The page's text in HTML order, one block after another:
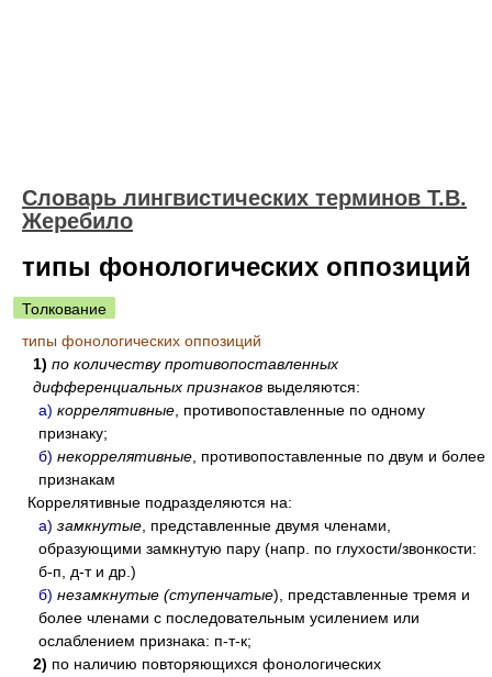
Словарь лингвистических терминов Т.В.
Жеребило
типы фонологических оппозиций
Толкование
типы фонологических оппозиций
1) по количеству противопоставленных
дифференциальных признаков выделяются:
а) коррелятивные , противопоставленные по одному
признаку;
б) некоррелятивные , противопоставленные по двум и более
признакам
Коррелятивные подразделяются на:
а) замкнутые , представленные двумя членами,
образующими замкнутую пару (напр. по глухости/звонкости:
б-п, д-т и др.)
б) незамкнутые (ступенчатые), представленные тремя и
более членами с последовательным усилением или
ослаблением признака: п-т-к;
2) по наличию повторяющихся фонологических